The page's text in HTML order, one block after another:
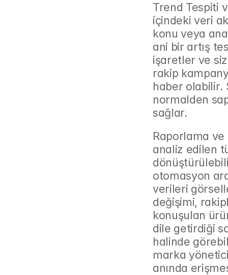
Trend Tespiti
içindeki veri
konu veya
ani bir artış
işaretler ve
rakip
haber olabilir.
normalden
sağlar.
Raporlama
analiz edilen
otomasyon
verileri
değişimi,
konuşulan
dile getirdiği
halinde
marka
anında